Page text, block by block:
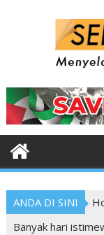
ANDA DI SINI
Banyak hari